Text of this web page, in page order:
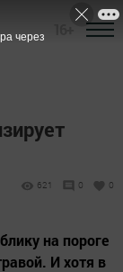
621 0 0
на пороге
И хотя в
через